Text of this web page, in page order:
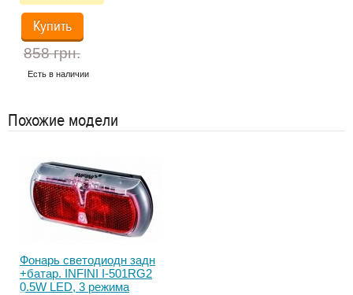
Купить
858 грн.
Есть в наличии
Похожие модели
Фонарь светодиодн задн
+батар. INFINI I-501RG2
0.5W LED, 3 режима